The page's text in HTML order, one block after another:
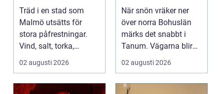
Träd i en stad som
Malmö utsätts för
stora påfrestningar.
Vind, salt, torka,
markarbeten och
byggpro...
02 augusti 2026
mindre stress i
vintern
När snön vräker ner
över norra Bohuslän
märks det snabbt i
Tanum. Vägarna blir
smalare, parkeringar ...
02 augusti 2026